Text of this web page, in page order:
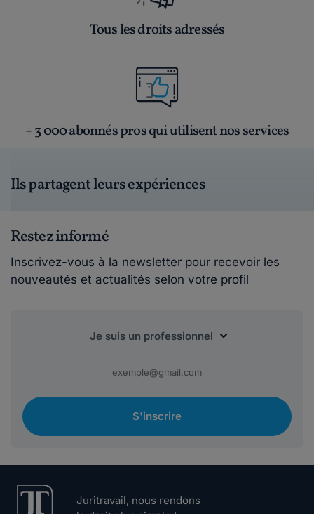
Tous les droits adressés
+ 3 000 abonnés pros qui utilisent nos services
Ils partagent leurs expériences
Restez informé
Inscrivez-vous à la newsletter pour recevoir les
nouveautés et actualités selon votre profil
S'inscrire
Juritravail, nous rendons